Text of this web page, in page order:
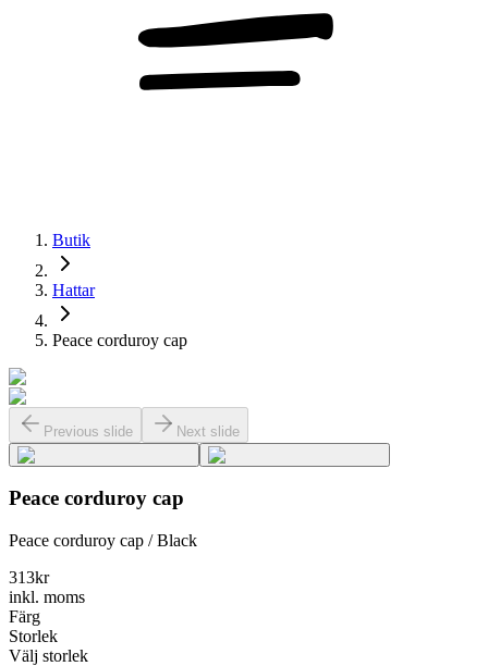
Butik
Hattar
Peace corduroy cap
Previous slide Next slide
Peace corduroy cap
Peace corduroy cap / Black
313kr
inkl. moms
Färg
Storlek
Välj storlek